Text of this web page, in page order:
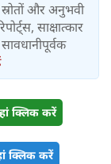
स्रोतों और अनुभवी
साक्षात्कार
क्लिक करें
क्लिक करें